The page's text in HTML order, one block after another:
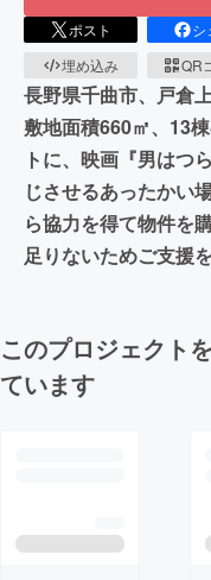
ポスト シ
埋め込み
QR
長野県千曲市、戸倉
敷地面積660㎡、13
トに、映画『男はつ
じさせるあったかい
ら協力を得て物件を
足りないためご支援
このプロジェクト
ています